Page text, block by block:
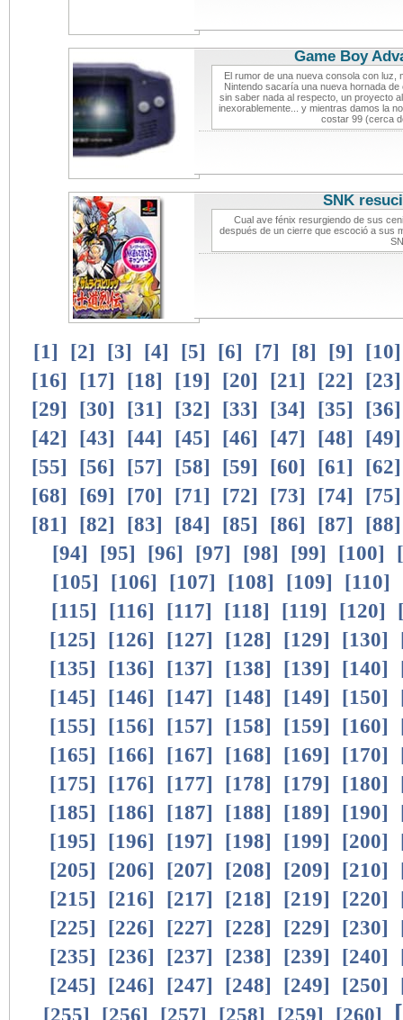
Game Boy
El rumor de una nueva consola con luz,
Nintendo sacaría una nueva hornada
sin saber nada al respecto, un proyecto
inexorablemente... y mientras damos la
costar 99 (cerca
SNK
Cual ave fénix resurgiendo de sus
después de un cierre que escoció a sus
[1] [2] [3] [4] [5] [6] [7] [8] [9] [10
[16] [17] [18] [19] [20] [21] [22] [23
[29] [30] [31] [32] [33] [34] [35] [36
[42] [43] [44] [45] [46] [47] [48] [49
[55] [56] [57] [58] [59] [60] [61] [62
[68] [69] [70] [71] [72] [73] [74] [75
[81] [82] [83] [84] [85] [86] [87] [88
[94] [95] [96] [97] [98] [99] [100]
[
[105] [106] [107] [108] [109] [110]
[115] [116] [117] [118] [119] [120]
[125] [126] [127] [128] [129] [130]
[135] [136] [137] [138] [139] [140]
[145] [146] [147] [148] [149] [150]
[155] [156] [157] [158] [159] [160]
[165] [166] [167] [168] [169] [170]
[175] [176] [177] [178] [179] [180]
[185] [186] [187] [188] [189] [190]
[195] [196] [197] [198] [199] [200]
[205] [206] [207] [208] [209] [210]
[215] [216] [217] [218] [219] [220]
[225] [226] [227] [228] [229] [230]
[235] [236] [237] [238] [239] [240]
[245] [246] [247] [248] [249] [250]
[255] [256] [257] [258] [259] [260] [